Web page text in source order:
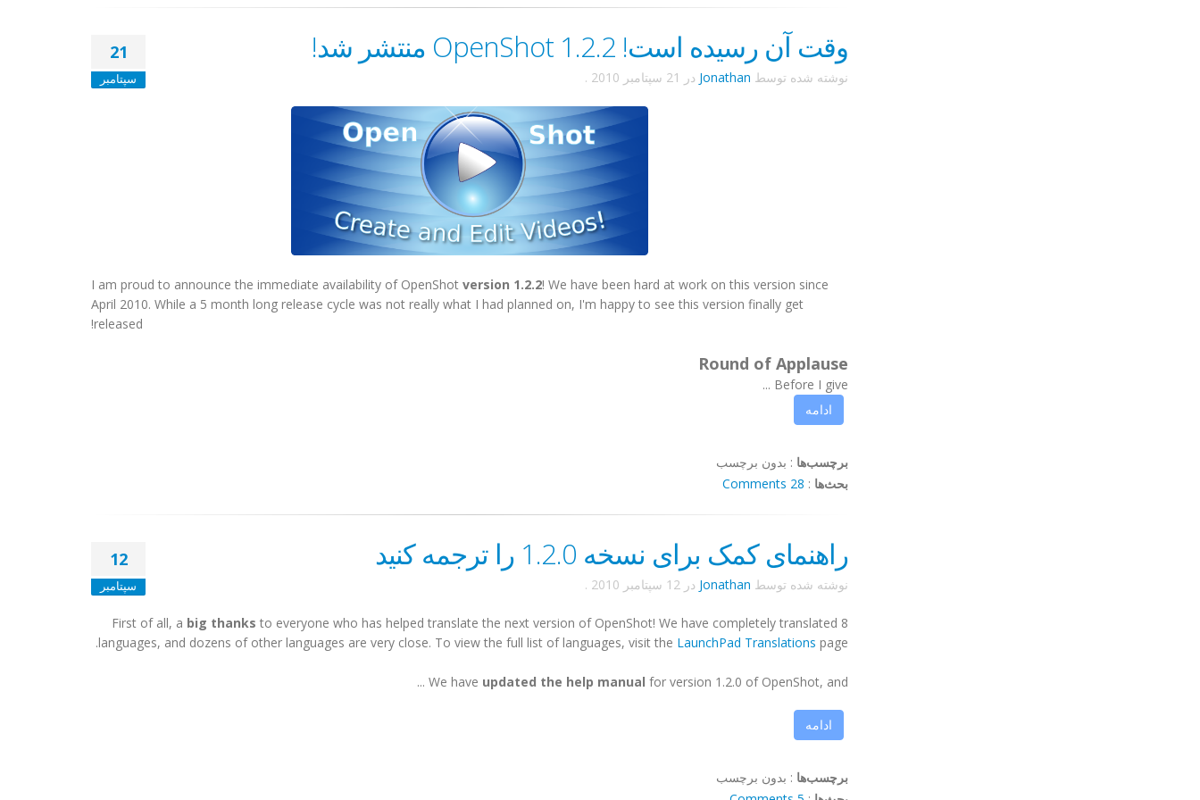
21
سپتامبر
وقت آن رسیده است! OpenShot 1.2.2 منتشر شد!
نوشته شده توسط Jonathan در 21 سپتامبر 2010 .
I am proud to announce the immediate availability of OpenShot version 1.2.2! We have been hard at work on this version since
April 2010. While a 5 month long release cycle was not really what I had planned on, I'm happy to see this version finally get
released!
Round of Applause
Before I give ...
ادامه
برچسب‌ها : بدون برچسب
بحث‌ها :
28 Comments
12
سپتامبر
راهنمای کمک برای نسخه 1.2.0 را ترجمه کنید
نوشته شده توسط Jonathan در 12 سپتامبر 2010 .
First of all, a big thanks to everyone who has helped translate the next version of OpenShot! We have completely translated 8
languages, and dozens of other languages are very close. To view the full list of languages, visit the LaunchPad Translations page.
We have updated the help manual for version 1.2.0 of OpenShot, and ...
ادامه
برچسب‌ها : بدون برچسب